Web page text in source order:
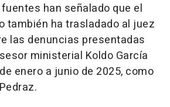
han señalado que el
también ha trasladado al juez
las denuncias presentadas
ministerial Koldo García
enero a junio de 2025, como